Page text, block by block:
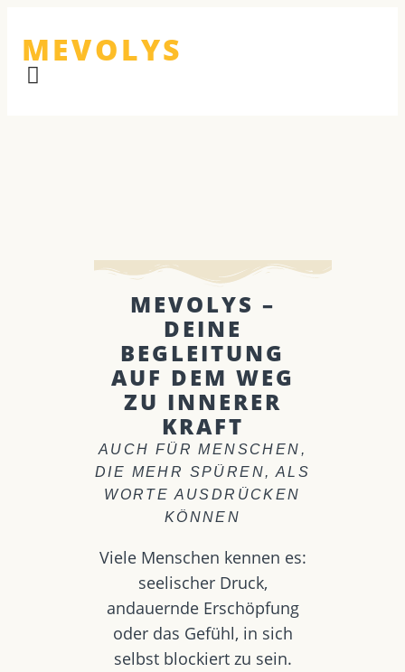
MEVOLYS
MEVOLYS –
DEINE
BEGLEITUNG
AUF DEM WEG
ZU INNERER
KRAFT
AUCH FÜR MENSCHEN,
DIE MEHR SPÜREN, ALS
WORTE AUSDRÜCKEN
KÖNNEN
Viele Menschen kennen es:
seelischer Druck,
andauernde Erschöpfung
oder das Gefühl, in sich
selbst blockiert zu sein.